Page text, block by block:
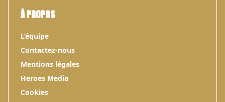
À PROPOS
L’équipe
Contactez-nous
Mentions légales
Heroes Media
Cookies